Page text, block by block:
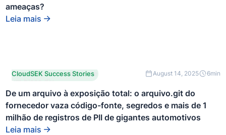
ameaças?
Leia mais
Este é um texto dentro de
um bloco div.
CloudSEK Success Stories August 14, 2025 6min
De um arquivo à exposição total: o arquivo.git do
fornecedor vaza código-fonte, segredos e mais de 1
milhão de registros de PII de gigantes automotivos
Leia mais